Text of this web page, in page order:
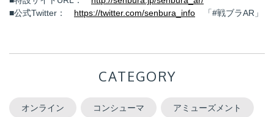
■公式Twitter： https://twitter.com/senbura_info 「#戦ブラAR」
CATEGORY
オンライン コンシューマ アミューズメント